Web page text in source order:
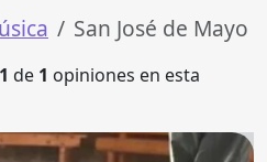
San José de Mayo
1 de 1 opiniones en esta